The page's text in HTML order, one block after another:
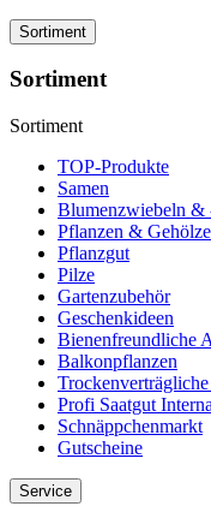
Sortiment
Sortiment
Sortiment
TOP-Produkte
Samen
Blumenzwiebeln &
Pflanzen & Gehölze
Pflanzgut
Pilze
Gartenzubehör
Geschenkideen
Bienenfreundliche
Balkonpflanzen
Profi Saatgut
Schnäppchenmarkt
Gutscheine
Service